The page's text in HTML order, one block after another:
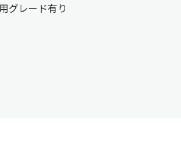
グレード有り